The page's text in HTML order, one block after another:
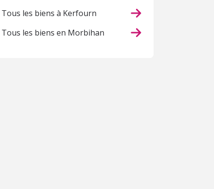
Tous les biens à Kerfourn
Tous les biens en Morbihan